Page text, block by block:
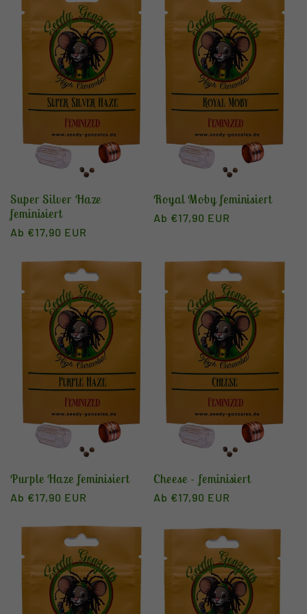
Super Silver Haze
feminisiert
Normaler
Ab €17,90 EUR
Royal Moby feminisiert
Normaler
Ab €17,90 EUR
Purple Haze feminisiert
Normaler
Ab €17,90 EUR
Cheese - feminisiert
Normaler
Ab €17,90 EUR